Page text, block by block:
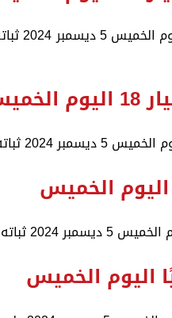
الخميس
ليسجل 29520 جنيها.
اليوم الخميس